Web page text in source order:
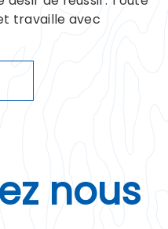
travaille avec
nous